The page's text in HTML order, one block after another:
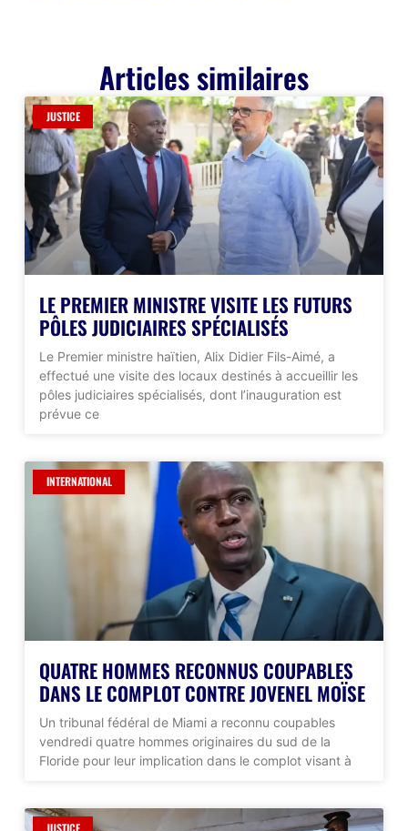
Articles similaires
JUSTICE
LE PREMIER MINISTRE VISITE LES FUTURS
PÔLES JUDICIAIRES SPÉCIALISÉS
Le Premier ministre haïtien, Alix Didier Fils-Aimé, a
effectué une visite des locaux destinés à accueillir les
pôles judiciaires spécialisés, dont l’inauguration est
prévue ce
INTERNATIONAL
QUATRE HOMMES RECONNUS COUPABLES
DANS LE COMPLOT CONTRE JOVENEL MOÏSE
Un tribunal fédéral de Miami a reconnu coupables
vendredi quatre hommes originaires du sud de la
Floride pour leur implication dans le complot visant à
JUSTICE